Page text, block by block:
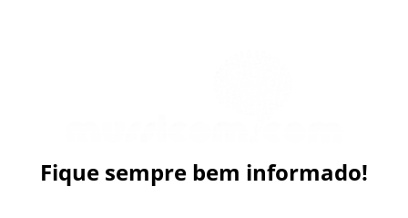
Fique sempre bem informado!